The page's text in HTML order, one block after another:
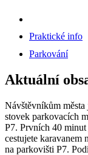
Praktické info
Parkování
Aktuální
Návštěvníkům
stovek parkovacích
P7. Prvních 40
cestujete karavanem
na parkovišti P7.